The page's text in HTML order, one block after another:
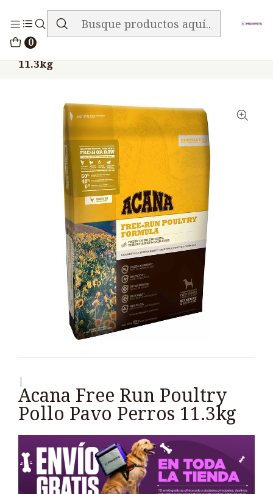
0
ENVIO GRATIS EN TODA LA TIENDA
11.3kg
Acana Free Run Poultry
Pollo Pavo Perros 11.3kg